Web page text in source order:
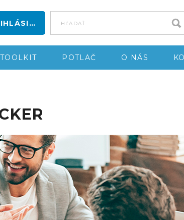
hľadať
POTLAČ O NÁS